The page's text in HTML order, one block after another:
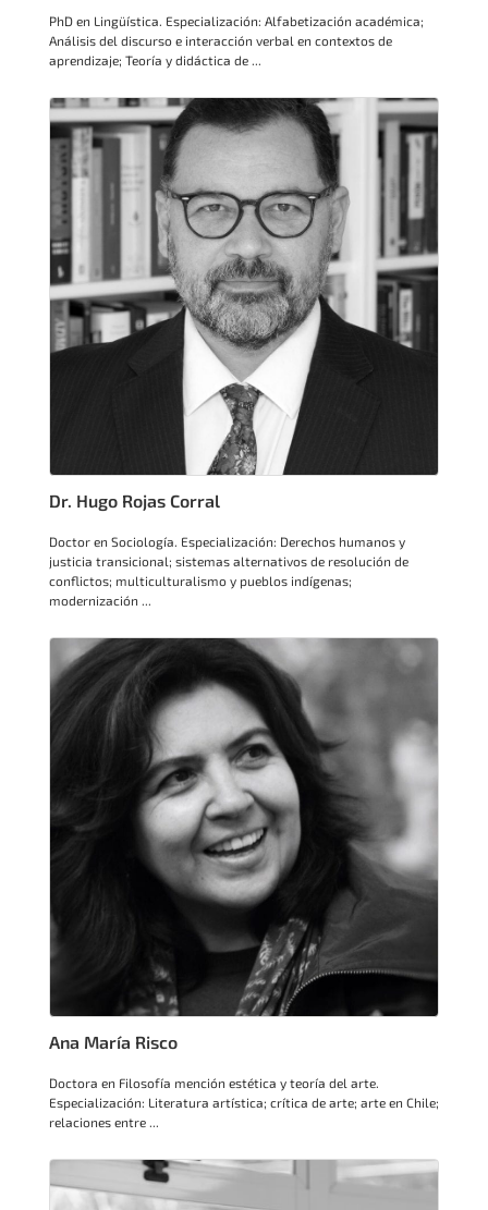
PhD en Lingüística. Especialización: Alfabetización académica;
Análisis del discurso e interacción verbal en contextos de
aprendizaje; Teoría y didáctica de ...
Dr. Hugo Rojas Corral
Doctor en Sociología. Especialización: Derechos humanos y
justicia transicional; sistemas alternativos de resolución de
conflictos; multiculturalismo y pueblos indígenas;
modernización ...
Ana María Risco
Doctora en Filosofía mención estética y teoría del arte.
Especialización: Literatura artística; crítica de arte; arte en Chile;
relaciones entre ...